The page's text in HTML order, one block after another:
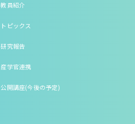
教員紹介
トピックス
研究報告
産学官連携
公開講座(今後の予定)